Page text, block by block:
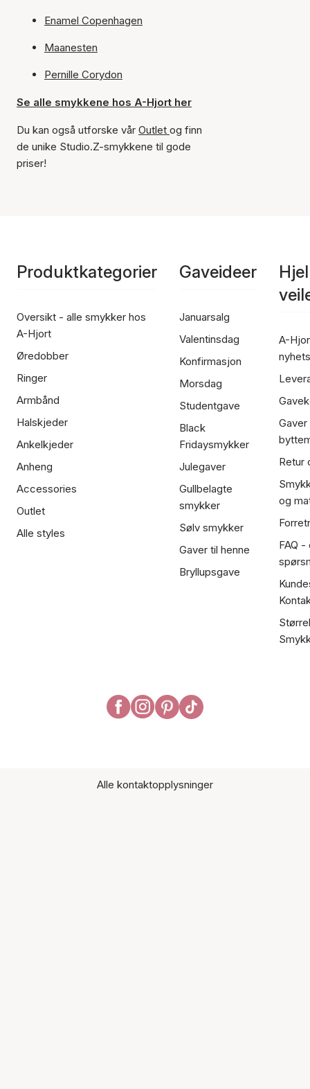
Enamel Copenhagen
Maanesten
Pernille Corydon
Se alle smykkene hos A-Hjort her
Du kan også utforske vår Outlet og finn
de unike Studio.Z-smykkene til gode
priser!
Produktkategorier
Oversikt - alle smykker hos
A-Hjort
Øredobber
Ringer
Armbånd
Halskjeder
Ankelkjeder
Anheng
Accessories
Outlet
Alle styles
Gaveideer
Januarsalg
Valentinsdag
Konfirmasjon
Morsdag
Studentgave
Black
Fridaysmykker
Julegaver
Gullbelagte
smykker
Sølv smykker
Gaver til henne
Bryllupsgave
A-
Retur
og
FAQ
Alle kontaktopplysninger